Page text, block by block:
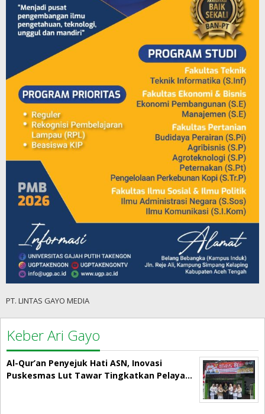
PT. LINTAS GAYO MEDIA
Keber Ari Gayo
Al-Qur’an Penyejuk Hati ASN, Inovasi
Puskesmas Lut Tawar Tingkatkan Pelaya…